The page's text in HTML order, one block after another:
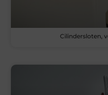
Cilindersloten,